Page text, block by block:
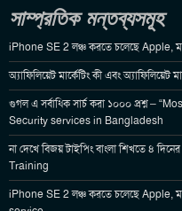
সাম্প্রতিক মন্তব্যসমূহ
iPhone SE 2 লঞ্চ করতে চলেছে Apple,
অ্যাফিলিয়েট মার্কেটিং কী এবং অ্যাফিলিয়েট
গুগল এ সর্বাধিক সার্চ করা ১০০০ প্রশ্ন –
Security services in Bangladesh
না দেখে বিজয় টাইপিং বাংলা শিখতে ৪ দিনের
Training
iPhone SE 2 লঞ্চ করতে চলেছে Apple,